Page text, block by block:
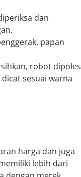
dan
papan
robot dipoles
sesuai warna
harga dan juga
lebih dari